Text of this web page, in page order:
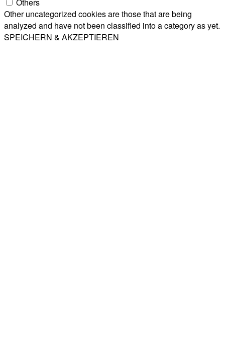
Other uncategorized cookies are those that are being
analyzed and have not been classified into a category as yet.
SPEICHERN & AKZEPTIEREN